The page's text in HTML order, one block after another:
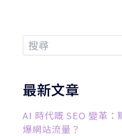
最新文章
AI 時代嘅 SEO 變革：
爆網站流量？